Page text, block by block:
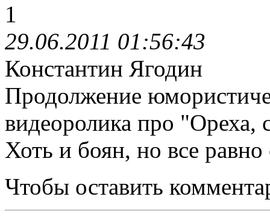
1
29.06.2011 01:56:43
Константин Ягодин
Продолжение
видеоролика про "Ореха,
Хоть и боян, но все
Чтобы оставить